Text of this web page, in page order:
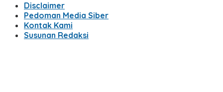
Disclaimer
Pedoman Media Siber
Kontak Kami
Susunan Redaksi